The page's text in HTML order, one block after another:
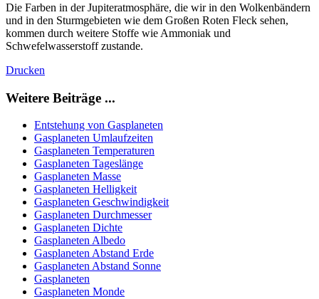
Die Farben in der Jupiteratmosphäre, die wir in den Wolkenbändern
und in den Sturmgebieten wie dem Großen Roten Fleck sehen,
kommen durch weitere Stoffe wie Ammoniak und
Schwefelwasserstoff zustande.
Drucken
Weitere Beiträge ...
Entstehung von Gasplaneten
Gasplaneten Umlaufzeiten
Gasplaneten Temperaturen
Gasplaneten Tageslänge
Gasplaneten Masse
Gasplaneten Helligkeit
Gasplaneten Geschwindigkeit
Gasplaneten Durchmesser
Gasplaneten Dichte
Gasplaneten Albedo
Gasplaneten Abstand Erde
Gasplaneten Abstand Sonne
Gasplaneten
Gasplaneten Monde